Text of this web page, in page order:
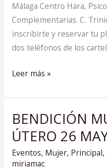
Málaga Centro Hara,
Complementarias. C.
inscribirte y reservar tu
dos teléfonos de los
9
abril
2022
Leer más »
BENDICIÓN
ÚTERO 26
Eventos, Mujer, Principal,
miriamac
BENDICIÓN
MUNDIAL
DEL
ÚTERO